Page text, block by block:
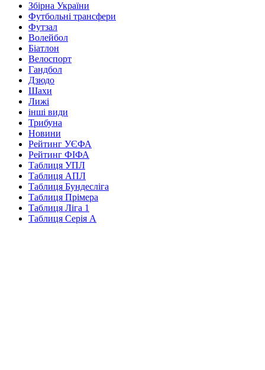
Збірна України
Футбольні трансфери
Футзал
Волейбол
Біатлон
Велоспорт
Гандбол
Дзюдо
Шахи
Лижі
інші види
Трибуна
Новини
Рейтинг УЄФА
Рейтинг ФІФА
Таблиця УПЛ
Таблиця АПЛ
Таблиця Бундесліга
Таблиця Прімера
Таблиця Ліга 1
Таблиця Серія А